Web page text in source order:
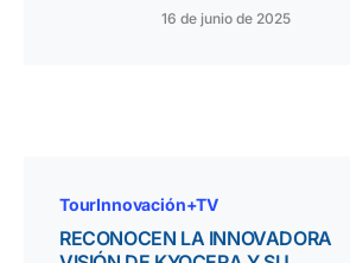
16 de junio de 2025
TourInnovación+TV
RECONOCEN LA INNOVADORA